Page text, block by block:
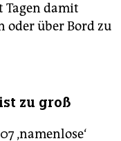
Tagen damit
oder über Bord zu
zu groß
‚namenlose‘